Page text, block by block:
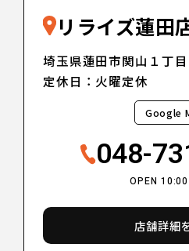
リライズ蓮田
埼玉県蓮田市関山１丁
定休日：火曜定休
Google
048-
OPEN
店舗詳細